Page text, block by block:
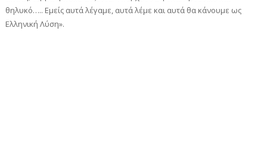
θηλυκό….. Εμείς αυτά λέγαμε, αυτά λέμε και αυτά θα κάνουμε ως
Ελληνική Λύση».